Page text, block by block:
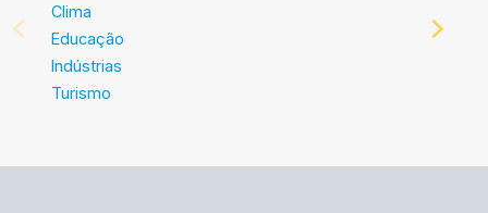
Clima
Educação
Indústrias
Turismo